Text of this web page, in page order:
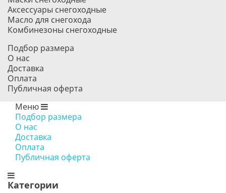
Аксессуары снегоходные
Масло для снегохода
Комбинезоны снегоходные
Подбор размера
О нас
Доставка
Оплата
Публичная оферта
Меню
Подбор размера
О нас
Доставка
Оплата
Публичная оферта
Категории